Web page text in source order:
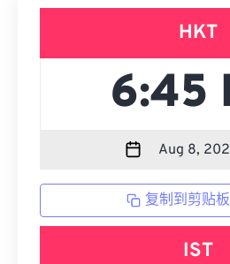
HKT
复制到剪贴板
IST